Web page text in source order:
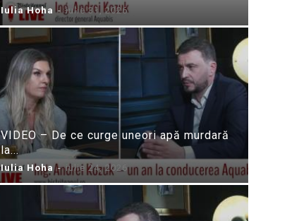
Iulia Hoha - iulie 31, 2026
VIDEO – De ce curge uneori apă murdară
la...
Iulia Hoha - iulie 24, 2026